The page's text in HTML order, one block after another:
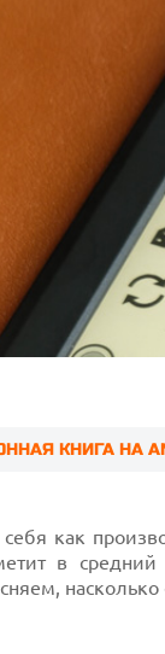
КНИГА НА
как
в средний
насколько